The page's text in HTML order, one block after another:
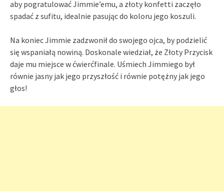
aby pogratulować Jimmie’emu, a złoty konfetti zaczęło
spadać z sufitu, idealnie pasując do koloru jego koszuli.
Na koniec Jimmie zadzwonił do swojego ojca, by podzielić
się wspaniałą nowiną. Doskonale wiedział, że Złoty Przycisk
daje mu miejsce w ćwierćfinale. Uśmiech Jimmiego był
równie jasny jak jego przyszłość i równie potężny jak jego
głos!